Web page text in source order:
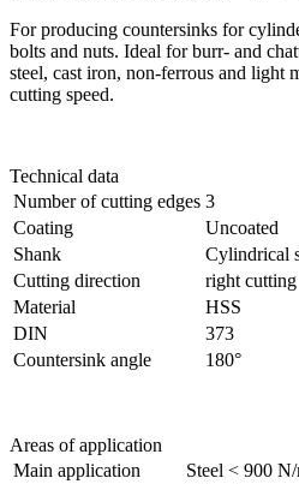
For producing countersinks for
bolts and nuts. Ideal for burr- and
steel, cast iron, non-ferrous and light
cutting speed.
Technical data
Number of cutting edges 3
Coating
Uncoated
Shank
Cylindrical
Cutting direction
right cutting
Material
HSS
DIN
373
Countersink angle
180°
Areas of application
Main application
Steel < 900 N/